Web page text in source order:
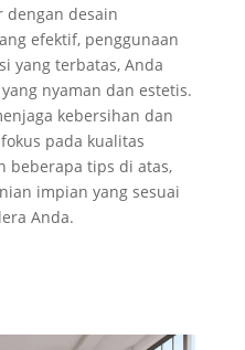
desain
efektif, penggunaan
yang terbatas, Anda
nyaman dan estetis.
kebersihan dan
pada kualitas
beberapa tips di atas,
impian yang sesuai
Anda.